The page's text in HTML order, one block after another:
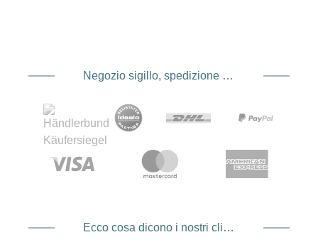
Negozio sigillo, spedizione e spedizione Fornitore di servizi di pagamento
Ecco cosa dicono i nostri clienti